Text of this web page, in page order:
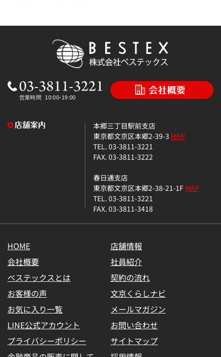
本郷三丁目駅前支店
東京都文京区本郷2-39-3 MAP
TEL. 03-3811-3221
FAX. 03-3811-3222
春日通支店
東京都文京区本郷2-38-21-1FMAP
TEL. 03-3811-3221
FAX. 03-3811-3418
HOME
店舗情報
会社概要
社員紹介
ベステックスとは
契約の流れ
お客様の声
文京くらしナビ
お気に入り一覧
メールマガジン
LINE公式アカウント
お問い合わせ
プライバシーポリシー
サイトマップ